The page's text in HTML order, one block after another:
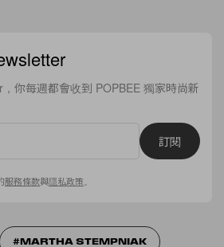
你每週都會收到 POPBEE 獨家時尚新
訂閱
服務條款與隱私政策
MARTHA STEMPNIAK